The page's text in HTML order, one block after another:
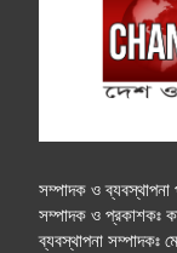
সম্পাদক ও
সম্পাদক ও প্রকাশকঃ
ব্যবস্থাপনা সম্পাদকঃ